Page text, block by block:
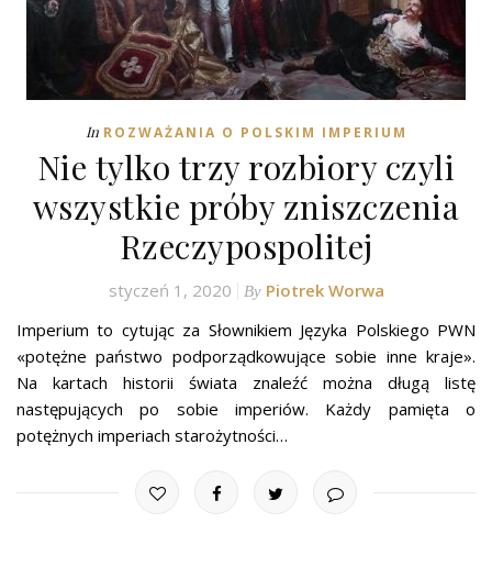
In ROZWAŻANIA O POLSKIM IMPERIUM
Nie tylko trzy rozbiory czyli
wszystkie próby zniszczenia
Rzeczypospolitej
styczeń 1, 2020 By Piotrek Worwa
Imperium to cytując za Słownikiem Języka Polskiego PWN
«potężne państwo podporządkowujące sobie inne kraje».
Na kartach historii świata znaleźć można długą listę
następujących po sobie imperiów. Każdy pamięta o
potężnych imperiach starożytności…